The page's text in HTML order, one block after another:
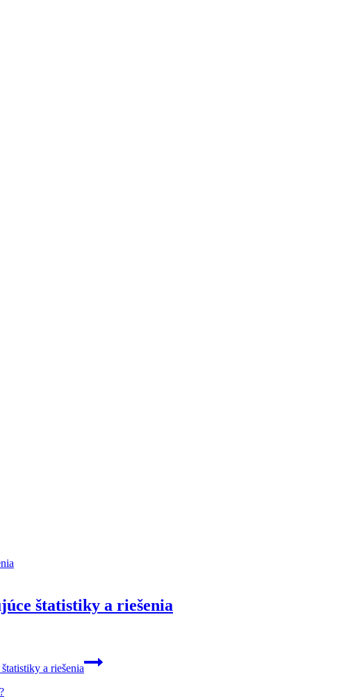
štatistiky a riešenia
a riešenia